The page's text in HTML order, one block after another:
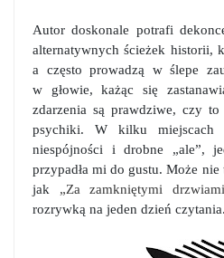
Autor doskonale potrafi
alternatywnych ścieżek historii,
a często prowadzą w ślepe
w głowie, każąc się
zdarzenia są prawdziwe, czy
psychiki. W kilku miejscach
niespójności i drobne „ale”,
przypadła mi do gustu. Może
jak „Za zamkniętymi
rozrywką na jeden dzień czytania.